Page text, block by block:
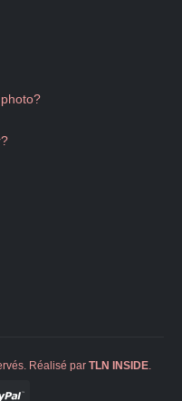
Réalisé par TLN INSIDE.